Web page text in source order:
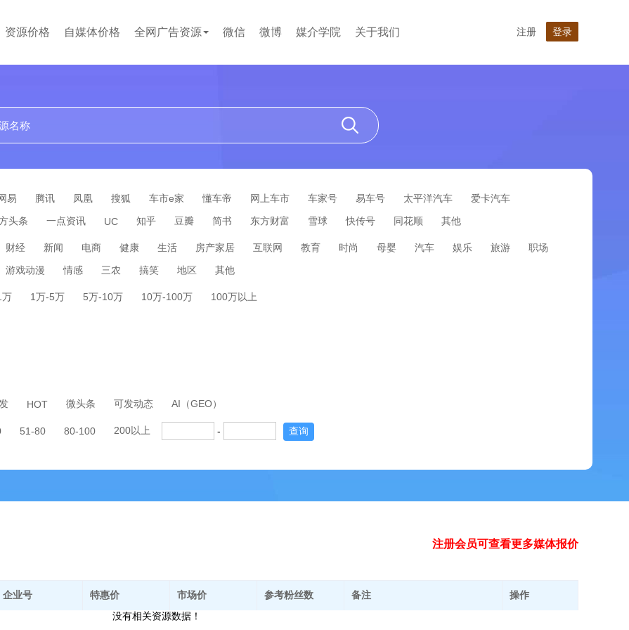
资源价格 自媒体价格 全网广告资源
百度百科 短视频
微信 微博 媒介学院 关于我们 注册 登录
易 腾讯 凤凰 搜狐 车市e家 懂车帝 网上车市 车家号 易车号 太平洋汽车
爱卡汽车
头条 一点资讯 UC 知乎 豆瓣 简书 东方财富 雪球 快传号 同花顺 其他
财经 新闻 电商 健康 生活 房产家居 互联网 教育 时尚 母婴 汽车 娱乐 旅游
职场
游戏动漫 情感 三农 搞笑 地区 其他
万 1万-5万 5万-10万 10万-100万 100万以上
HOT 微头条 可发动态 AI（GEO）
51-80 80-100 200以上 - 查询
注册会员可查看更多媒体报价
企业号 特惠价 市场价 参考粉丝数 备注
操作
没有相关资源数据！